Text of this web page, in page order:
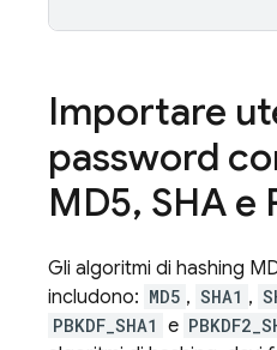
Importare
password
MD5, SHA e
Gli algoritmi di hashing
includono: MD5 , SHA1 ,
PBKDF_SHA1 e